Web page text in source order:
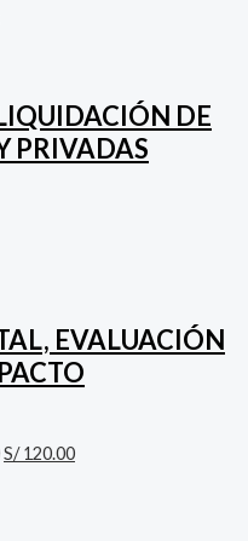
DE
PRIVADAS
EVALUACIÓN
S/120.00